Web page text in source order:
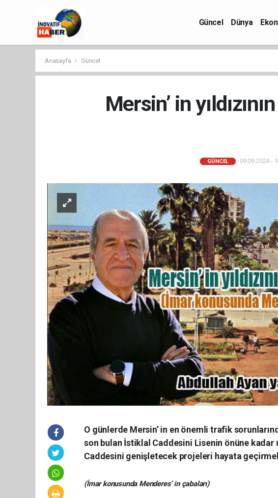
Güncel Dünya
Anasayfa Güncel
Mersin’ in
GÜNCEL 09.09.2024 -
O günlerde Mersin’ in en önemli trafik
son bulan İstiklal Caddesini Lisenin önüne
Caddesini genişletecek projeleri hayata
(İmar konusunda Menderes’ in çabaları)